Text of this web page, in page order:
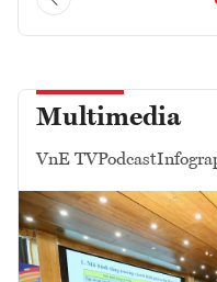
Multimedia
VnE TVPodcast